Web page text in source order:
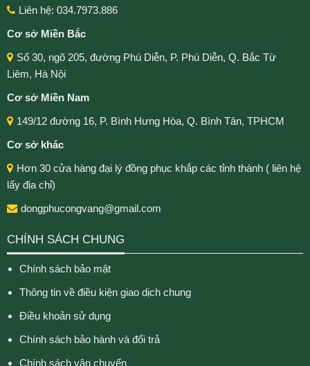
Liên hệ: 034.7973.886
Cơ sở Miền Bắc
Số 30, ngõ 205, đường Phú Diễn, P. Phú Diễn, Q. Bắc Từ
Liêm, Hà Nội
Cơ sở Miền Nam
149/12 đường 16, P. Bình Hưng Hòa, Q. Bình Tân, TPHCM
Cơ sở khác
Hơn 30 cửa hàng đại lý đồng phục khắp các tỉnh thành ( liên hệ
lấy địa chỉ)
dongphucongvang@gmail.com
CHÍNH SÁCH CHUNG
Chính sách bảo mật
Thông tin về điều kiện giao dịch chung
Điều khoản sử dụng
Chính sách bảo hành và đổi trả
Chính sách vận chuyển